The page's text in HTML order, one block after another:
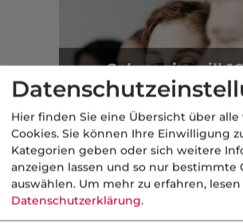
Schwesig will
Jährigen
mit 63 Jahren
versprechen
Politik
Aus der dvb-
Hier finden Sie eine Übersicht über
Cookies. Sie können Ihre Einwilligung
Kategorien geben oder sich weitere
anzeigen lassen und so nur bestimmte
auswählen. Um mehr zu erfahren,
Datenschutzerklärung.